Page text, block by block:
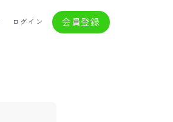
ログイン 会員登録